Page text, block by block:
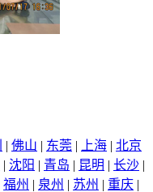
| 佛山 | 东莞 | 上海 | 北京
| 沈阳 | 青岛 | 昆明 | 长沙 |
福州 | 泉州 | 苏州 | 重庆 |